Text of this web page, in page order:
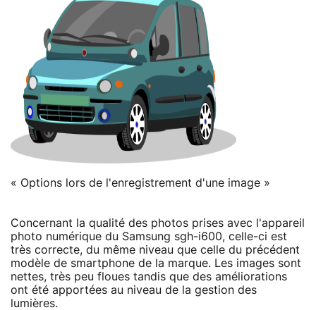
« Options lors de l'enregistrement d'une image »
Concernant la qualité des photos prises avec l'appareil
photo numérique du Samsung sgh-i600, celle-ci est
très correcte, du même niveau que celle du précédent
modèle de smartphone de la marque. Les images sont
nettes, très peu floues tandis que des améliorations
ont été apportées au niveau de la gestion des
lumières.